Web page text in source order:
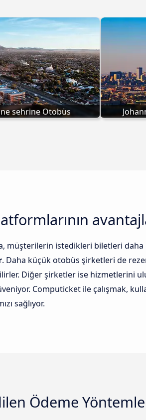
sehrine Otobüs
istedikleri biletleri daha
. Daha küçük otobüs şirketleri de
Diğer şirketler ise hizmetlerini
Computicket ile çalışmak,
sağlıyor.
Ödeme